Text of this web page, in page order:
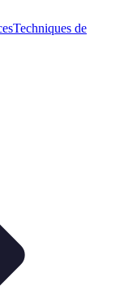
Techniques de